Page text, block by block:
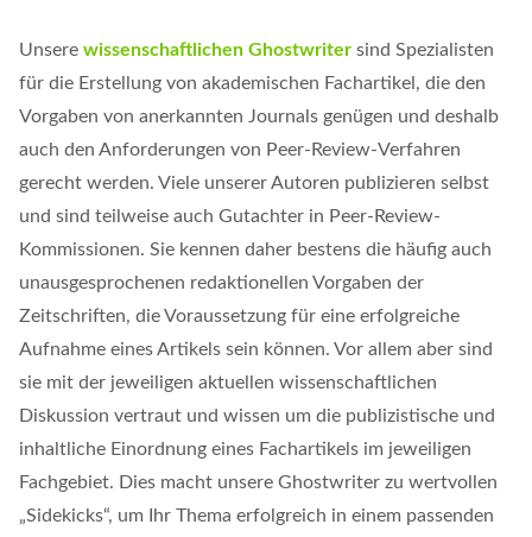
Unsere wissenschaftlichen Ghostwriter sind Spezialisten
für die Erstellung von akademischen Fachartikel, die den
Vorgaben von anerkannten Journals genügen und deshalb
auch den Anforderungen von Peer-Review-Verfahren
gerecht werden. Viele unserer Autoren publizieren selbst
und sind teilweise auch Gutachter in Peer-Review-
Kommissionen. Sie kennen daher bestens die häufig auch
unausgesprochenen redaktionellen Vorgaben der
Zeitschriften, die Voraussetzung für eine erfolgreiche
Aufnahme eines Artikels sein können. Vor allem aber sind
sie mit der jeweiligen aktuellen wissenschaftlichen
Diskussion vertraut und wissen um die publizistische und
inhaltliche Einordnung eines Fachartikels im jeweiligen
Fachgebiet. Dies macht unsere Ghostwriter zu wertvollen
„Sidekicks“, um Ihr Thema erfolgreich in einem passenden